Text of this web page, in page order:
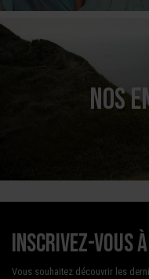
NOS
Inscrivez-vous
Vous souhaitez découvrir les